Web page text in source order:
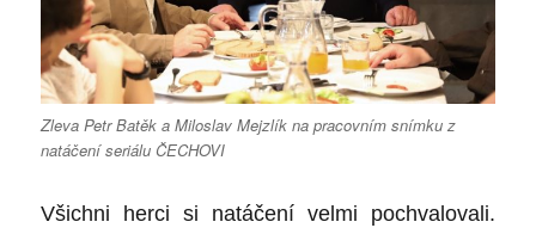
Zleva Petr Batěk a Miloslav Mejzlík na pracovním snímku z
natáčení seriálu ČECHOVI
Všichni herci si natáčení velmi pochvalovali.